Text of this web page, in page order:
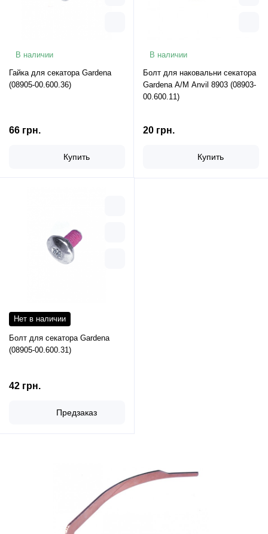
В наличии
Гайка для секатора Gardena
(08905-00.600.36)
66 грн.
Купить
В наличии
Болт для наковальни секатора
Gardena A/M Anvil 8903 (08903-
00.600.11)
20 грн.
Купить
Нет в наличии
Болт для секатора Gardena
(08905-00.600.31)
42 грн.
Предзаказ